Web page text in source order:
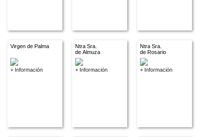
Virgen de Palma
+ Información
Ntra Sra.
de Almuza
+ Información
Ntra Sra.
de Rosario
+ Información